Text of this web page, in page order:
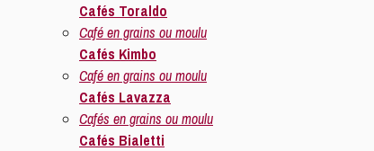
Cafés Toraldo
Café en grains ou moulu
Cafés Kimbo
Café en grains ou moulu
Cafés Lavazza
Cafés en grains ou moulu
Cafés Bialetti